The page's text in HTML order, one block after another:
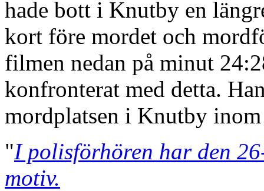
hade bott i Knutby en
kort före mordet och
filmen nedan på minut
konfronterat med detta.
mordplatsen i Knutby
"I polisförhören har den
motiv.